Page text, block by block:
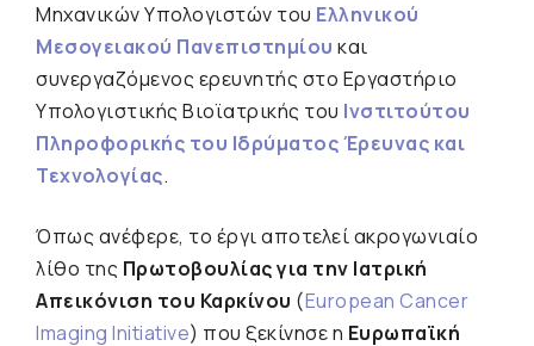
Μηχανικών Υπολογιστών του Ελληνικού
Μεσογειακού Πανεπιστημίου και
συνεργαζόμενος ερευνητής στο Εργαστήριο
Υπολογιστικής Βιοϊατρικής του Ινστιτούτου
Πληροφορικής του Ιδρύματος Έρευνας και
Τεχνολογίας.
Όπως ανέφερε, το έργι αποτελεί ακρογωνιαίο
λίθο της Πρωτοβουλίας για την Ιατρική
Απεικόνιση του Καρκίνου (European Cancer
Imaging Initiative) που ξεκίνησε η Ευρωπαϊκή